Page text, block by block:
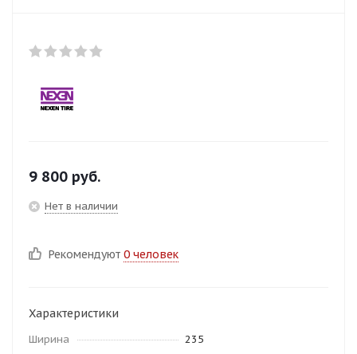
9 800 руб.
Нет в наличии
Рекомендуют 0 человек
Характеристики
Ширина
235